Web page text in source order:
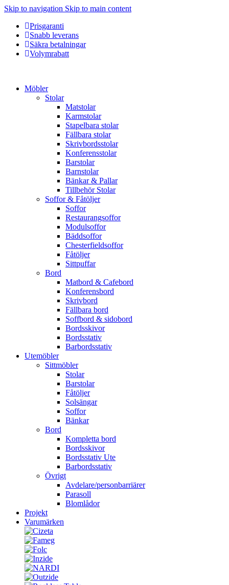
Skip to navigation Skip to main content
Prisgaranti
Snabb leverans
Säkra betalningar
Volymrabatt
Möbler
Stolar
Matstolar
Karmstolar
Stapelbara stolar
Fällbara stolar
Skrivbordsstolar
Konferensstolar
Barstolar
Barnstolar
Bänkar & Pallar
Tillbehör Stolar
Soffor & Fåtöljer
Soffor
Restaurangsoffor
Modulsoffor
Bäddsoffor
Chesterfieldsoffor
Fåtöljer
Sittpuffar
Bord
Matbord & Cafebord
Konferensbord
Skrivbord
Fällbara bord
Soffbord & sidobord
Bordsskivor
Bordsstativ
Barbordsstativ
Utemöbler
Sittmöbler
Stolar
Barstolar
Fåtöljer
Solsängar
Soffor
Bänkar
Bord
Kompletta bord
Bordsskivor
Bordsstativ Ute
Barbordsstativ
Övrigt
Avdelare/personbarriärer
Parasoll
Blomlådor
Projekt
Varumärken